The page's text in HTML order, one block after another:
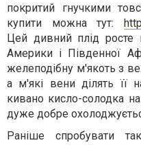
покритий гнучкими
купити можна тут:
Цей дивний плід росте
Америки і Південної
желеподібну м'якоть з
а м'які вени ділять її
кивано кисло-солодка
дуже добре
Раніше спробувати